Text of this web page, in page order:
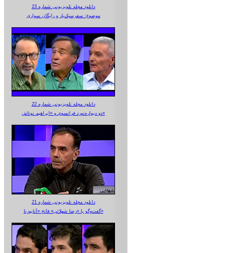
دانلود مجله تلویزیونی شماره 23
موضوع: سفرسبک‌بار و رایگان سواری
دانلود مجله تلویزیونی شماره 22
دو دیواره‌نورد فرانسوی و «ابراهیم نوتاش»
دانلود مجله تلویزیونی شماره 21
گفت‌وگو با «رضا شهلائی» فاتح «آناپورنا»